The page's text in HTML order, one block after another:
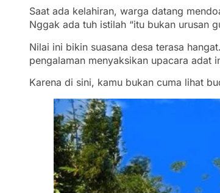
Saat ada kelahiran, warga datang
Nggak ada tuh istilah “itu bukan urusan
Nilai ini bikin suasana desa terasa
pengalaman menyaksikan upacara adat
Karena di sini, kamu bukan cuma lihat